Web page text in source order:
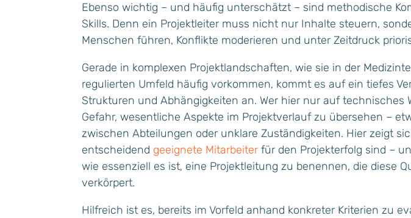
Ebenso wichtig – und häufig unterschätzt – sind methodische
Skills. Denn ein Projektleiter muss nicht nur Inhalte steuern,
Menschen führen, Konflikte moderieren und unter Zeitdruck
Gerade in komplexen Projektlandschaften, wie sie in der
regulierten Umfeld häufig vorkommen, kommt es auf ein tiefes
Strukturen und Abhängigkeiten an. Wer hier nur auf technisches
Gefahr, wesentliche Aspekte im Projektverlauf zu übersehen –
zwischen Abteilungen oder unklare Zuständigkeiten. Hier zeigt
entscheidend geeignete Mitarbeiter für den Projekterfolg sind –
wie essenziell es ist, eine Projektleitung zu benennen, die diese
verkörpert.
Hilfreich ist es, bereits im Vorfeld anhand konkreter Kriterien zu